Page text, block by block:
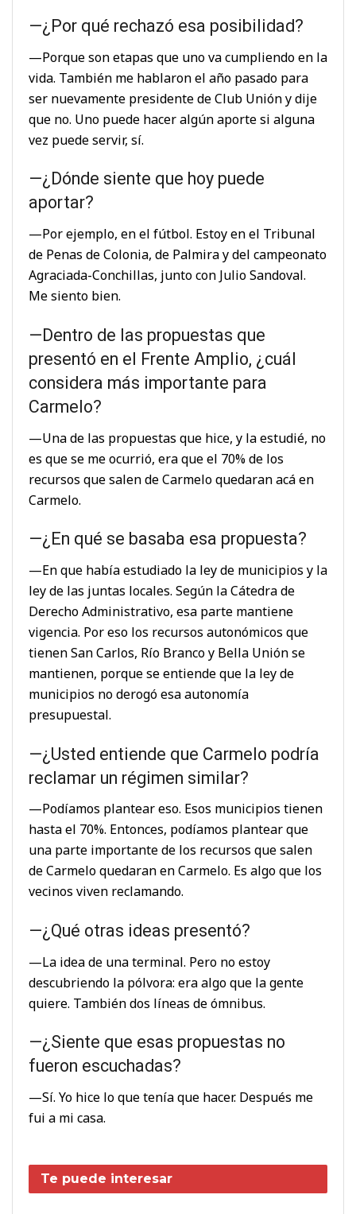
—¿Por qué rechazó esa posibilidad?
—Porque son etapas que uno va cumpliendo en la
vida. También me hablaron el año pasado para
ser nuevamente presidente de Club Unión y dije
que no. Uno puede hacer algún aporte si alguna
vez puede servir, sí.
—¿Dónde siente que hoy puede
aportar?
—Por ejemplo, en el fútbol. Estoy en el Tribunal
de Penas de Colonia, de Palmira y del campeonato
Agraciada-Conchillas, junto con Julio Sandoval.
Me siento bien.
—Dentro de las propuestas que
presentó en el Frente Amplio, ¿cuál
considera más importante para
Carmelo?
—Una de las propuestas que hice, y la estudié, no
es que se me ocurrió, era que el 70% de los
recursos que salen de Carmelo quedaran acá en
Carmelo.
—¿En qué se basaba esa propuesta?
—En que había estudiado la ley de municipios y la
ley de las juntas locales. Según la Cátedra de
Derecho Administrativo, esa parte mantiene
vigencia. Por eso los recursos autonómicos que
tienen San Carlos, Río Branco y Bella Unión se
mantienen, porque se entiende que la ley de
municipios no derogó esa autonomía
presupuestal.
—¿Usted entiende que Carmelo podría
reclamar un régimen similar?
—Podíamos plantear eso. Esos municipios tienen
hasta el 70%. Entonces, podíamos plantear que
una parte importante de los recursos que salen
de Carmelo quedaran en Carmelo. Es algo que los
vecinos viven reclamando.
—¿Qué otras ideas presentó?
—La idea de una terminal. Pero no estoy
descubriendo la pólvora: era algo que la gente
quiere. También dos líneas de ómnibus.
—¿Siente que esas propuestas no
fueron escuchadas?
—Sí. Yo hice lo que tenía que hacer. Después me
fui a mi casa.
Te puede interesar